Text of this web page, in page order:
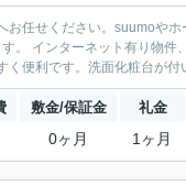
お任せください。suumoや
。 インターネット有り物
便利です。洗面化粧台が
敷金/保証金 礼金
0ヶ月 1ヶ月